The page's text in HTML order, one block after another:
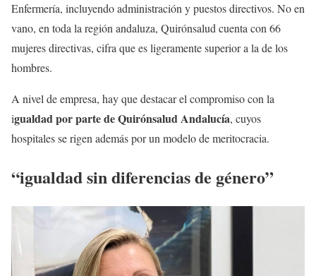
Enfermería, incluyendo administración y puestos directivos. No en
vano, en toda la región andaluza, Quirónsalud cuenta con 66
mujeres directivas, cifra que es ligeramente superior a la de los
hombres.
A nivel de empresa, hay que destacar el compromiso con la
igualdad por parte de Quirónsalud Andalucía, cuyos
hospitales se rigen además por un modelo de meritocracia.
“igualdad sin diferencias de género”